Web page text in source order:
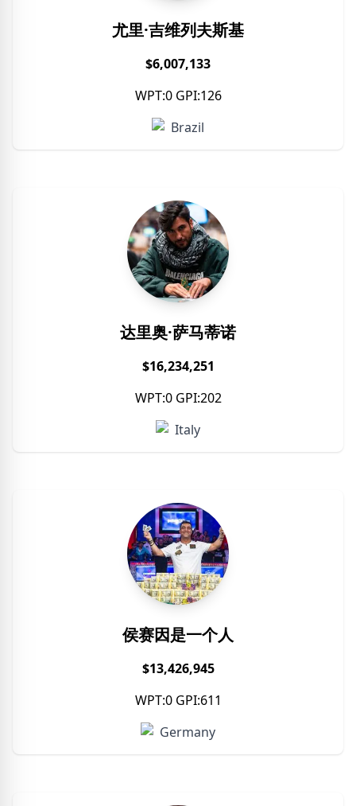
尤里·吉维列夫斯基
$6,007,133
WPT:0 GPI:126
Brazil
达里奥·萨马蒂诺
$16,234,251
WPT:0 GPI:202
Italy
侯赛因是一个人
$13,426,945
WPT:0 GPI:611
Germany